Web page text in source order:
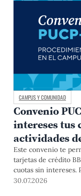
CAMPUS Y COMUNIDAD
Convenio
intereses tus
actividades
Este convenio te
tarjetas de crédito
cuotas sin intereses.
hasta el 31 de
30.07.2026